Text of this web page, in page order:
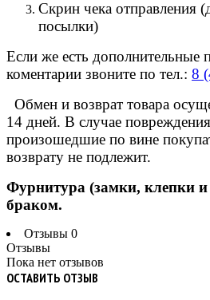
Скрин чека отправления
посылки)
Если же есть дополнительные
коментарии звоните по тел.: 8
Обмен и возврат товара
14 дней. В случае
произошедшие по вине
возврату не подлежит.
Фурнитура (замки, клепки и
браком.
Отзывы 0
Отзывы
Пока нет отзывов
ОСТАВИТЬ ОТЗЫВ